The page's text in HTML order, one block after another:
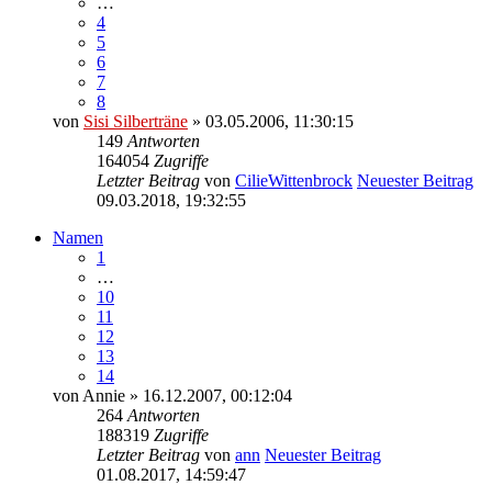
4
5
6
7
8
von Sisi Silberträne » 03.05.2006, 11:30:15
149 Antworten
164054 Zugriffe
Letzter Beitrag von CilieWittenbrock Neuester Beitrag
09.03.2018, 19:32:55
Namen
1
…
10
11
12
13
14
von Annie » 16.12.2007, 00:12:04
264 Antworten
188319 Zugriffe
Letzter Beitrag von ann Neuester Beitrag
01.08.2017, 14:59:47